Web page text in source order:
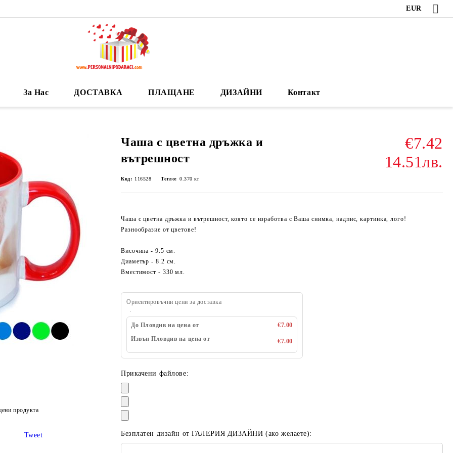
EUR
За Нас ДОСТАВКА ПЛАЩАНЕ ДИЗАЙНИ Контакт
Чаша с цветна дръжка и
вътрешност
€7.42
14.51лв.
Код: 116528 Тегло: 0.370 кг
Чаша с цветна дръжка и вътрешност, която се изработва с Ваша снимка, надпис, картинка, лого!
Разнообразие от цветове!
Височина - 9.5 см.
Диаметър - 8.2 см.
Вместимост - 330 мл.
Ориентировъчни цени за доставка
До Пловдив на цена от
€7.00
Извън Пловдив на цена от
€7.00
Прикачени файлове:
Безплатен дизайн от ГАЛЕРИЯ ДИЗАЙНИ (ако желаете):
продукта
Tweet